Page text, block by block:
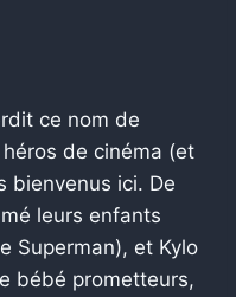
ce nom de
de cinéma (et
bienvenus ici. De
leurs enfants
Superman), et Kylo
bébé prometteurs,